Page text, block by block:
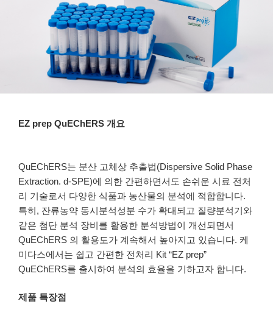
EZ prep QuEChERS 개요
QuEChERS는 분산 고체상 추출법(Dispersive Solid Phase
Extraction. d-SPE)에 의한 간편하면서도 손쉬운 시료 전처
리 기술로서 다양한 식품과 농산물의 분석에 적합합니다.
특히, 잔류농약 동시분석성분 수가 확대되고 질량분석기와
같은 첨단 분석 장비를 활용한 분석방법이 개선되면서
QuEChERS 의 활용도가 계속해서 높아지고 있습니다. 케
미다스에서는 쉽고 간편한 전처리 Kit “EZ prep”
QuEChERS를 출시하여 분석의 효율을 기하고자 합니다.
제품 특장점